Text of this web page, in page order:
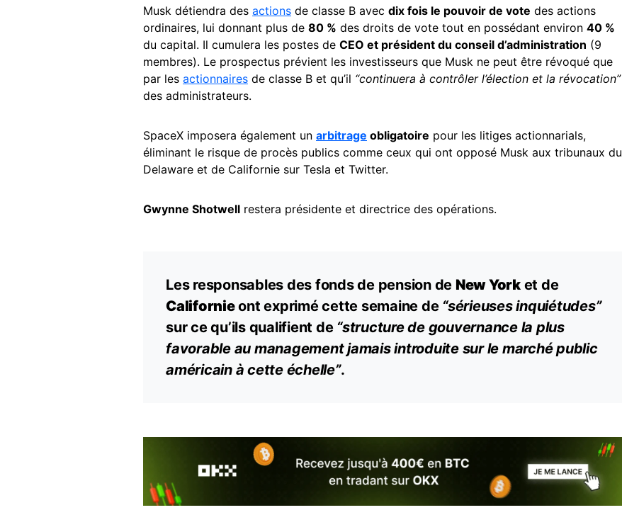
Musk détiendra des actions de classe B avec dix fois le pouvoir de vote des actions
ordinaires, lui donnant plus de 80 % des droits de vote tout en possédant environ 40 %
du capital. Il cumulera les postes de CEO et président du conseil d’administration (9
membres). Le prospectus prévient les investisseurs que Musk ne peut être révoqué que
par les actionnaires de classe B et qu’il “continuera à contrôler l’élection et la révocation”
des administrateurs.
SpaceX imposera également un arbitrage obligatoire pour les litiges actionnarials,
éliminant le risque de procès publics comme ceux qui ont opposé Musk aux tribunaux du
Delaware et de Californie sur Tesla et Twitter.
Gwynne Shotwell restera présidente et directrice des opérations.
Les responsables des fonds de pension de New Yorket de
Californieont exprimé cette semaine de “sérieuses inquiétudes”
sur ce qu’ils qualifient de “structure de gouvernancela plus
favorable au management jamais introduite sur le marché public
américain à cette échelle”.